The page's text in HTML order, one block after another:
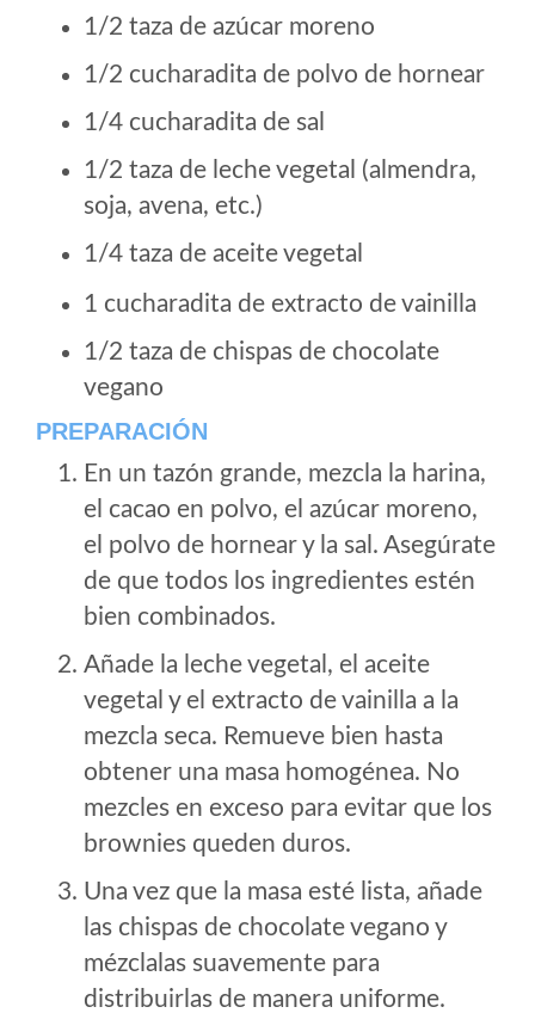
1/2 taza de azúcar moreno
1/2 cucharadita de polvo de hornear
1/4 cucharadita de sal
1/2 taza de leche vegetal (almendra,
soja, avena, etc.)
1/4 taza de aceite vegetal
1 cucharadita de extracto de vainilla
1/2 taza de chispas de chocolate
vegano
PREPARACIÓN
En un tazón grande, mezcla la harina,
el cacao en polvo, el azúcar moreno,
el polvo de hornear y la sal. Asegúrate
de que todos los ingredientes estén
bien combinados.
Añade la leche vegetal, el aceite
vegetal y el extracto de vainilla a la
mezcla seca. Remueve bien hasta
obtener una masa homogénea. No
mezcles en exceso para evitar que los
brownies queden duros.
Una vez que la masa esté lista, añade
las chispas de chocolate vegano y
mézclalas suavemente para
distribuirlas de manera uniforme.